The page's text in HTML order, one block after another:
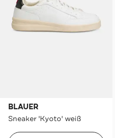
BLAUER
Sneaker 'Kyoto' weiß